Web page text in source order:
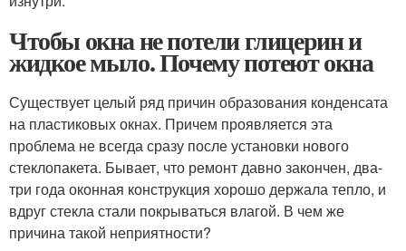
Чтобы окна не потели глицерин и
жидкое мыло. Почему потеют окна
Существует целый ряд причин образования конденсата
на пластиковых окнах. Причем проявляется эта
проблема не всегда сразу после установки нового
стеклопакета. Бывает, что ремонт давно закончен, два-
три года оконная конструкция хорошо держала тепло, и
вдруг стекла стали покрываться влагой. В чем же
причина такой неприятности?